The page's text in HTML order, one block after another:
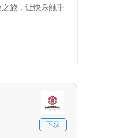
旅，让快乐触手
下载